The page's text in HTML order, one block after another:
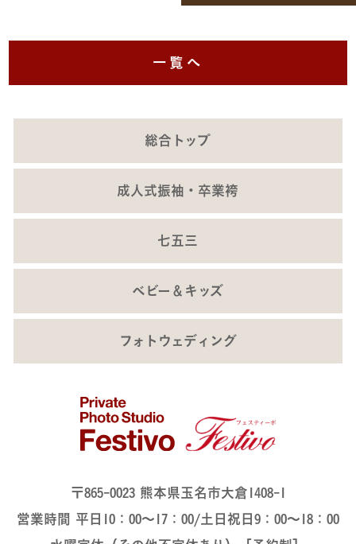
一覧へ
総合トップ
成人式振袖・卒業袴
七五三
ベビー＆キッズ
フォトウェディング
〒865-0023 熊本県玉名市大倉1408-1
営業時間 平日10：00～17：00/土日祝日9：00～18：00